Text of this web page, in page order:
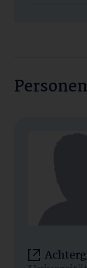
Personen